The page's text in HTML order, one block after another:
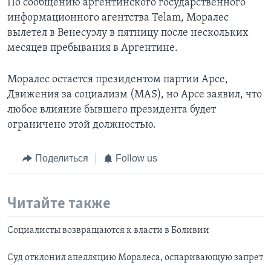
По сообщению аргентинского государственного
информационного агентства Telam, Моралес
вылетел в Венесуэлу в пятницу после нескольких
месяцев пребывания в Аргентине.
Моралес остается президентом партии Арсе,
Движения за социализм (MAS), но Арсе заявил, что
любое влияние бывшего президента будет
ограничено этой должностью.
Поделиться Follow us
Читайте также
Социалисты возвращаются к власти в Боливии
Суд отклонил апелляцию Моралеса, оспаривающую запрет